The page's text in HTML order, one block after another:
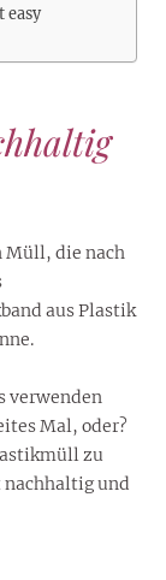
easy
Müll, die nach
aus Plastik
verwenden
Mal, oder?
zu
nachhaltig und